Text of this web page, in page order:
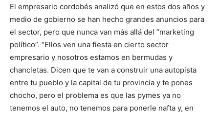
El empresario cordobés analizó que en estos dos años y
medio de gobierno se han hecho grandes anuncios para
el sector, pero que nunca van más allá del “marketing
político”. “Ellos ven una fiesta en cierto sector
empresario y nosotros estamos en bermudas y
chancletas. Dicen que te van a construir una autopista
entre tu pueblo y la capital de tu provincia y te pones
chocho, pero el problema es que las pymes ya no
tenemos el auto, no tenemos para ponerle nafta y, en